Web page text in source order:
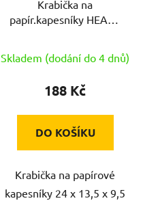
Krabička na
papír.kapesníky HEART
Skladem (dodání do 4 dnů)
188 Kč
DO KOŠÍKU
Krabička na papírové
kapesníky 24 x 13,5 x 9,5